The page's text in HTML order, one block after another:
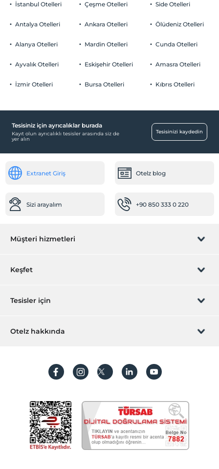
İstanbul Otelleri
Antalya Otelleri
Alanya Otelleri
Ayvalık Otelleri
İzmir Otelleri
Çeşme Otelleri
Ankara Otelleri
Mardin Otelleri
Eskişehir Otelleri
Bursa Otelleri
Side Otelleri
Ölüdeniz Otelleri
Cunda Otelleri
Amasra Otelleri
Kıbrıs Otelleri
Tesisiniz için ayrıcalıklar burada
Kayıt olun ayrıcalıklı tesisler arasında siz de
yer alın
Tesisinizi kaydedin
Extranet Giriş Otelz blog
Sizi arayalım +90 850 333 0 220
Müşteri hizmetleri
Rezervasyon yönet
Sıkça sorulan sorular
İşlem rehberi
Keşfet
Hediye Kart
Hesap oluştur
Tesisler için
Hemen tesisinizi ekleyin
Otelz hakkında
Koşullar ve şartlar
Aydınlatma metni